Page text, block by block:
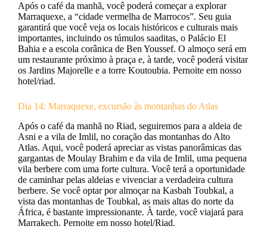
Após o café da manhã, você poderá começar a explorar
Marraquexe, a “cidade vermelha de Marrocos”. Seu guia
garantirá que você veja os locais históricos e culturais mais
importantes, incluindo os túmulos saaditas, o Palácio El
Bahia e a escola corânica de Ben Youssef. O almoço será em
um restaurante próximo à praça e, à tarde, você poderá visitar
os Jardins Majorelle e a torre Koutoubia. Pernoite em nosso
hotel/riad.
Dia 14: Marraquexe, excursão às montanhas do Atlas
Após o café da manhã no Riad, seguiremos para a aldeia de
Asni e a vila de Imlil, no coração das montanhas do Alto
Atlas. Aqui, você poderá apreciar as vistas panorâmicas das
gargantas de Moulay Brahim e da vila de Imlil, uma pequena
vila berbere com uma forte cultura. Você terá a oportunidade
de caminhar pelas aldeias e vivenciar a verdadeira cultura
berbere. Se você optar por almoçar na Kasbah Toubkal, a
vista das montanhas de Toubkal, as mais altas do norte da
África, é bastante impressionante. À tarde, você viajará para
Marrakech. Pernoite em nosso hotel/Riad.